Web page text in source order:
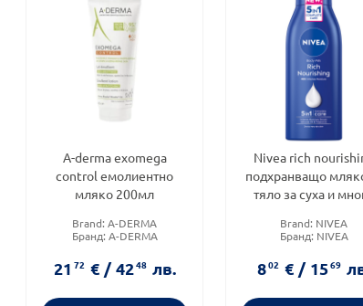
A-derma exomega
control емолиентно
мляко 200мл
Brand:A-DERMA
Бранд: A-DERMA
Дермокозметика
2172 € / 4248 лв.
Nivea rich
подхранващо
тяло за суха и
Brand: NIVEA
Бранд: NIVEA
802 € / 1569